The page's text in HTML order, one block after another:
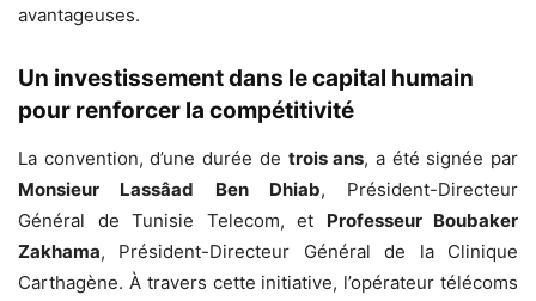
avantageuses.
Un investissement dans le capital humain
pour renforcer la compétitivité
La convention, d’une durée de trois ans, a été signée par
Monsieur Lassâad Ben Dhiab, Président-Directeur
Général de Tunisie Telecom, et Professeur Boubaker
Zakhama, Président-Directeur Général de la Clinique
Carthagène. À travers cette initiative, l’opérateur télécoms